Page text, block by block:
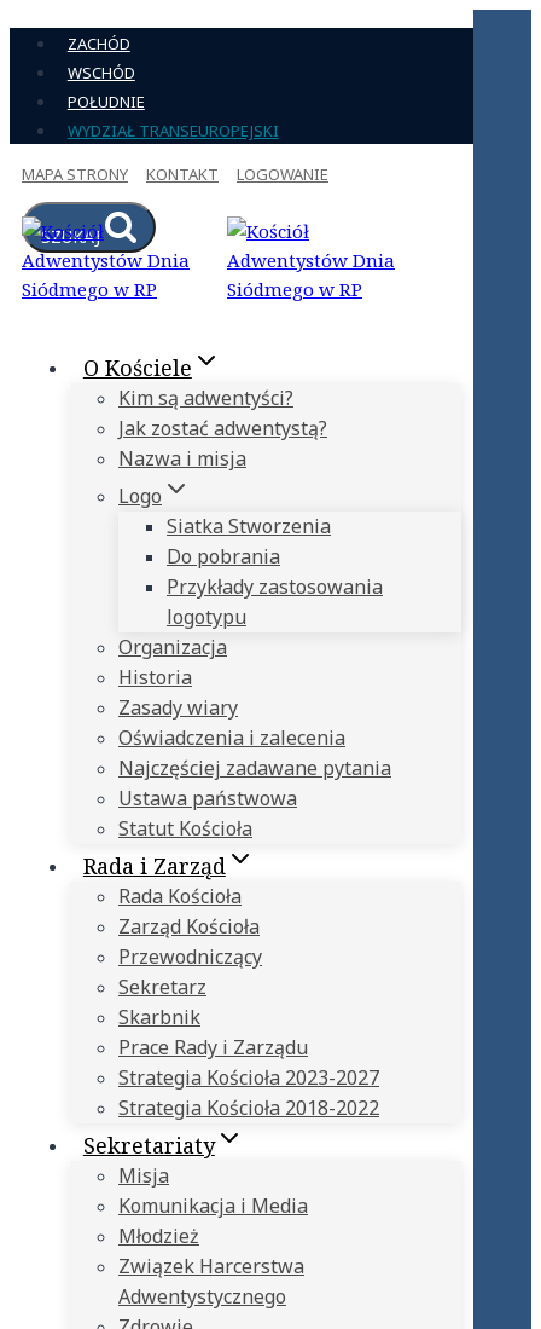
Przejdź
treści
ZACHÓD
WSCHÓD
POŁUDNIE
WYDZIAŁ TRANSEUROPEJSKI
MAPA STRONY
KONTAKT LOGOWANIE
SZUKAJ
O Kościele
Kim są adwentyści?
Jak zostać adwentystą?
Nazwa i misja
Logo
Siatka Stworzenia
Do pobrania
Przykłady zastosowania
logotypu
Organizacja
Historia
Zasady wiary
Oświadczenia i zalecenia
Najczęściej zadawane pytania
Ustawa państwowa
Statut Kościoła
Rada i Zarząd
Rada Kościoła
Zarząd Kościoła
Przewodniczący
Sekretarz
Skarbnik
Prace Rady i Zarządu
Strategia Kościoła 2023-2027
Strategia Kościoła 2018-2022
Sekretariaty
Misja
Komunikacja i Media
Młodzież
Związek Harcerstwa
Adwentystycznego